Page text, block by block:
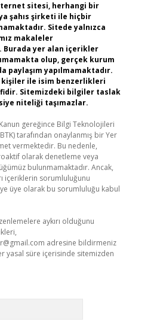
sitesi, herhangi bir
şahıs şirketi ile hiçbir
Sitede yalnızca
makaleler
Burada yer alan içerikler
olup, gerçek kurum
paylaşım yapılmamaktadır.
kişiler ile isim benzerlikleri
Sitemizdeki bilgiler taslak
niteliği taşımazlar.
Kanun gereğince Bilgi Teknolojileri
tarafından onaylanmış bir Yer
vermektedir. Bu nedenle,
olarak denetleme veya
bulunmamaktadır. Ancak,
içeriklerin sorumluluğunu
üye olarak bu sorumluluğu kabul
aykırı olduğunu
adresine bildirmeniz
yasal süre içerisinde sitemizden